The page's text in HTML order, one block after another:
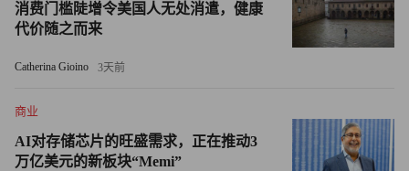
96%电动化；东海基地实现硅片泡沫盒回收率99%，达139
万套；并在17个欧洲国家注册了《报废电子电器设备指令》
（WEE指令）合规性，申报WEEE总瓦数超6GW，总重量
通过上述一系列举措，晶澳科技为应对气候变化设立并出色
完成了一系列指标于目标。2023年，晶澳科技运营范围温室
消费门槛陡增令美国人无处消遣，健康
代价随之而来
Catherina Gioino 3天前
商业
AI对存储芯片的旺盛需求，正在推动3
万亿美元的新板块“Memi”